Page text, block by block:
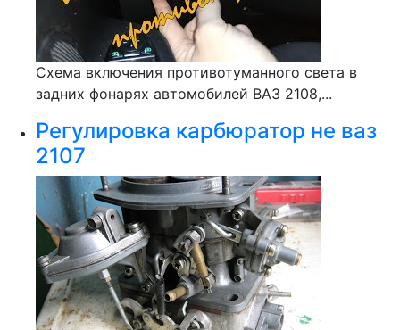
Схема включения противотуманного света в
задних фонарях автомобилей ВАЗ 2108,...
Регулировка карбюратор не ваз
2107